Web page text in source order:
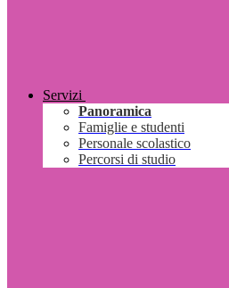
Servizi
Panoramica
Famiglie e studenti
Personale scolastico
Percorsi di studio